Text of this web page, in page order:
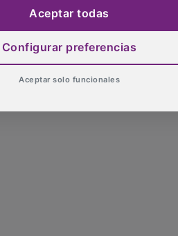
Aceptar todas
Configurar preferencias
Aceptar solo funcionales